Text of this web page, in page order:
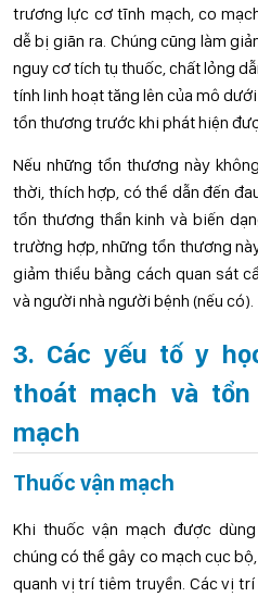
trương lực cơ tĩnh mạch, co
dễ bị giãn ra. Chúng cũng làm
nguy cơ tích tụ thuốc, chất lỏng
tính linh hoạt tăng lên của mô
tổn thương trước khi phát hiện
Nếu những tổn thương này
thời, thích hợp, có thể dẫn đến
tổn thương thần kinh và biến
trường hợp, những tổn thương
giảm thiểu bằng cách quan sát
và người nhà người bệnh (nếu có).
3. Các yếu tố y
thoát mạch và
mạch
Thuốc vận mạch
Khi thuốc vận mạch được
chúng có thể gây co mạch cục
quanh vị trí tiêm truyền. Các vị